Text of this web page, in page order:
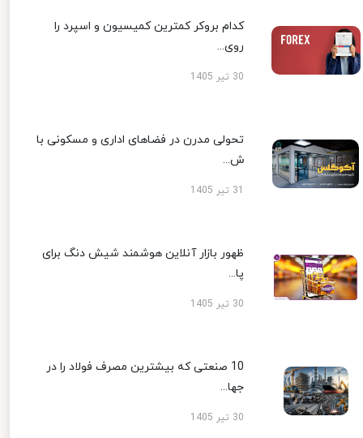
کدام بروکر کمترین کمیسیون و اسپرد را
روی...
30 تیر 1405
تحولی مدرن در فضاهای اداری و مسکونی با
ش...
ظهور بازار آنلاین هوشمند شیش دنگ برای
پا...
30 تیر 1405
10 صنعتی که بیشترین مصرف فولاد را در
جها...
30 تیر 1405